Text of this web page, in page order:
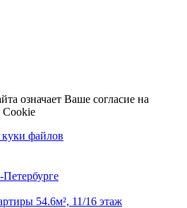
означает Ваше согласие на
Cookie
файлов
54.6м², 11/16 этаж